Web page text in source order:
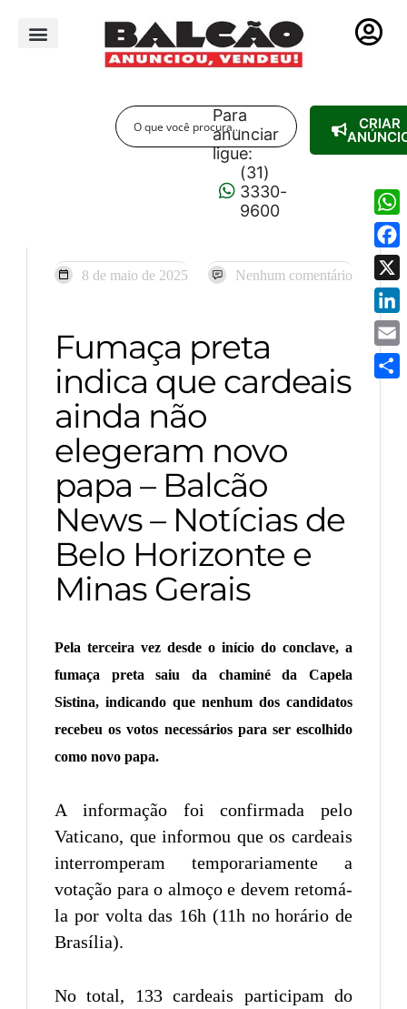
Para
anunciar
ligue:
(31)
3330-
9600
CRIAR
8 de maio de 2025 Nenhum comentário
Fumaça preta
indica que cardeais
ainda não
elegeram novo
papa – Balcão
News – Notícias de
Belo Horizonte e
Minas Gerais
Pela terceira vez desde o início do conclave, a
fumaça preta saiu da chaminé da Capela
Sistina, indicando que nenhum dos candidatos
recebeu os votos necessários para ser escolhido
como novo papa.
A informação foi confirmada pelo
Vaticano, que informou que os cardeais
interromperam temporariamente a
votação para o almoço e devem retomá-
la por volta das 16h (11h no horário de
Brasília).
No total, 133 cardeais participam do
X